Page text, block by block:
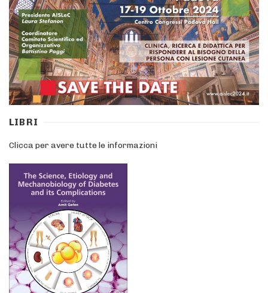
LIBRI
Clicca per avere tutte le informazioni